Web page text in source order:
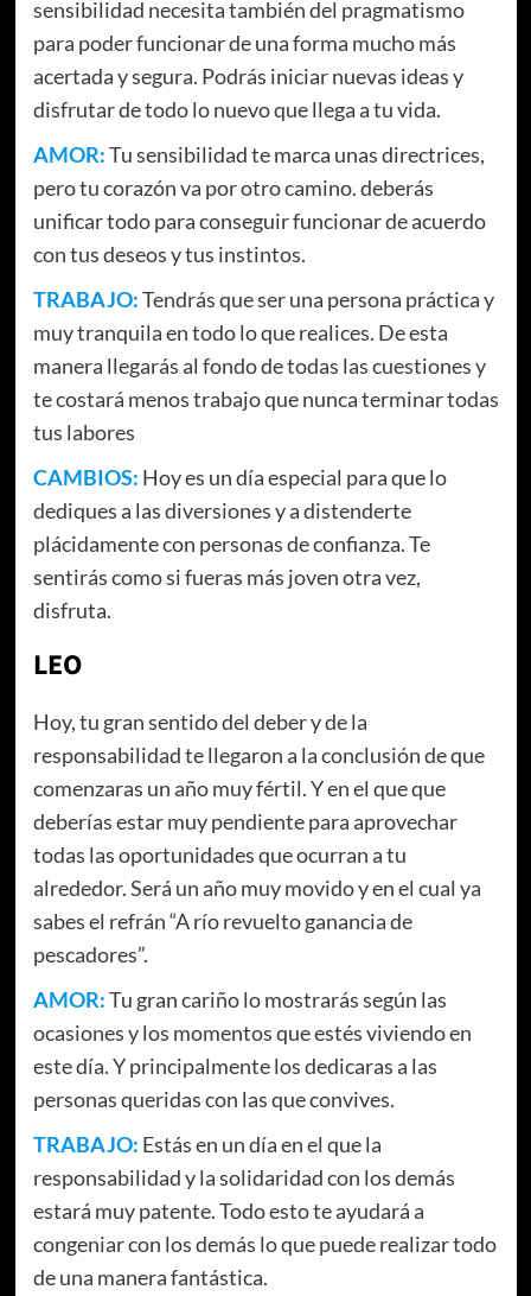
sensibilidad necesita también del pragmatismo
para poder funcionar de una forma mucho más
acertada y segura. Podrás iniciar nuevas ideas y
disfrutar de todo lo nuevo que llega a tu vida.
AMOR:Tu sensibilidad te marca unas directrices,
pero tu corazón va por otro camino. deberás
unificar todo para conseguir funcionar de acuerdo
con tus deseos y tus instintos.
TRABAJO:Tendrás que ser una persona práctica y
muy tranquila en todo lo que realices. De esta
manera llegarás al fondo de todas las cuestiones y
te costará menos trabajo que nunca terminar todas
tus labores
CAMBIOS: Hoy es un día especial para que lo
dediques a las diversiones y a distenderte
plácidamente con personas de confianza. Te
sentirás como si fueras más joven otra vez,
disfruta.
LEO
Hoy, tu gran sentido del deber y de la
responsabilidad te llegaron a la conclusión de que
comenzaras un año muy fértil. Y en el que que
deberías estar muy pendiente para aprovechar
todas las oportunidades que ocurran a tu
alrededor. Será un año muy movido y en el cual ya
sabes el refrán “A río revuelto ganancia de
pescadores”.
AMOR:Tu gran cariño lo mostrarás según las
ocasiones y los momentos que estés viviendo en
este día. Y principalmente los dedicaras a las
personas queridas con las que convives.
TRABAJO: Estás en un día en el que la
responsabilidad y la solidaridad con los demás
estará muy patente. Todo esto te ayudará a
congeniar con los demás lo que puede realizar todo
de una manera fantástica.